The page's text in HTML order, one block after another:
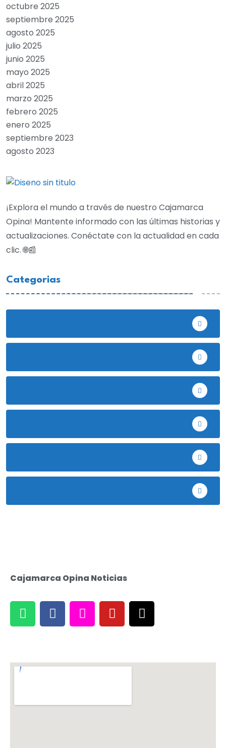
octubre 2025
septiembre 2025
agosto 2025
julio 2025
junio 2025
mayo 2025
abril 2025
marzo 2025
febrero 2025
enero 2025
septiembre 2023
agosto 2023
¡Explora el mundo a través de nuestro Cajamarca
Opina! Mantente informado con las últimas historias y
actualizaciones. Conéctate con la actualidad en cada
clic. 🌐📰
Categorias
Cajamarca Opina Noticias